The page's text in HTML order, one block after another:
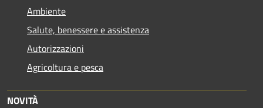
Ambiente
Salute, benessere e assistenza
Autorizzazioni
Agricoltura e pesca
NOVITÀ